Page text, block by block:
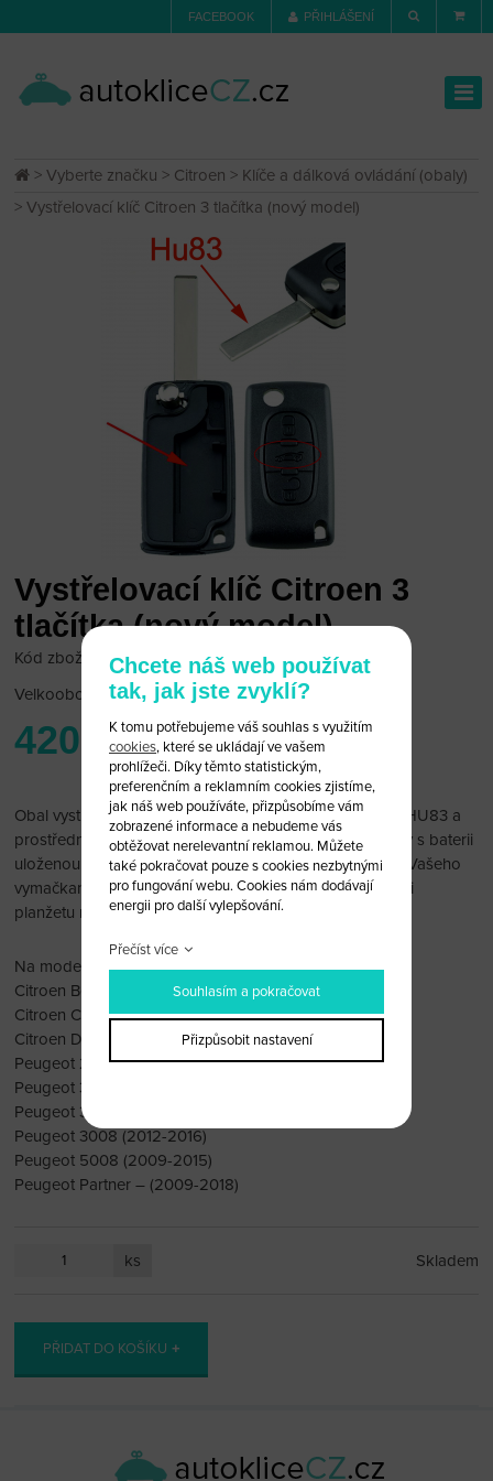
FACEBOOK PŘIHLÁŠENÍ
>Vyberte značku > Citroen > Klíče a dálková ovládání (obaly)
> Vystřelovací klíč Citroen 3 tlačítka (nový model)
Vystřelovací klíč Citroen 3
tlačítka (nový model)
Kód zboží: CITROEN 7K1
Velkoobchodní cena:po přihlášení
420 Kč
Obal vystřelovacího klíče Citroen 3 tlačítka s planžetou HU83 a
prostředním tlačítkem s logem KUFRU. Na nové modely s baterii
uloženou na tištáku (viz Foto) Múžete přendat vnitřek z Vašeho
vymačkaného klíče do tohoto obalu. Je možné vyměnit i
planžetu nebo si jí nechat vyfrézovat.
Na modely:
Citroen Berlingo – (2009-2018)
Citroen C3 – (2009-2016)
Citroen DS3 2009-2017
Peugeot 207 – (2010+)
Peugeot 307 – (2010+)
Peugeot 308 – (2010+)
Peugeot 3008 (2012-2016)
Peugeot 5008 (2009-2015)
Peugeot Partner – (2009-2018)
ks Skladem
PŘIDAT DO KOŠÍKU
Chcete náš web používat
tak, jak jste zvyklí?
K tomu potřebujeme váš souhlas s využitím
cookies, které se ukládají ve vašem
prohlížeči. Díky těmto statistickým,
preferenčním a reklamním cookies zjistíme,
jak náš web používáte, přizpůsobíme vám
zobrazené informace a nebudeme vás
obtěžovat nerelevantní reklamou. Můžete
také pokračovat pouze s cookies nezbytnými
pro fungování webu. Cookies nám dodávají
energii pro další vylepšování.
Přečíst více
Souhlasím a pokračovat
Přizpůsobit nastavení